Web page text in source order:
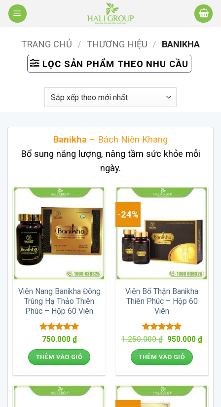
Bỏ
qua
TRANG CHỦ / THƯƠNG HIỆU /
BANIKHA
LỌC SẢN PHẨM THEO NHU CẦU
Banikha – Bách Niên Khang
Bổ sung năng lượng, nâng tầm sức khỏe mỗi
ngày.
Viên Nang Banikha Đông
Trùng Hạ Thảo Thiên
Phúc – Hộp 60 Viên
Được xếp
5 sao
750.000 ₫
THÊM VÀO GIỎ
-24%
Viên Bổ Thận Banikha
Thiên Phúc – Hộp 60
Viên
Được xếp
hạng5
sao
1.250.000₫ Giá
là:
1.250.000 ₫.
950.000 ₫Giá
hiện
THÊM VÀO GIỎ